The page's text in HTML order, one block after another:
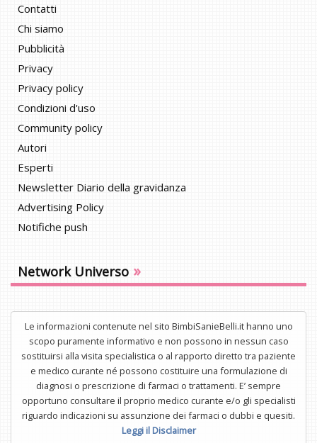
Contatti
Chi siamo
Pubblicità
Privacy
Privacy policy
Condizioni d'uso
Community policy
Autori
Esperti
Newsletter Diario della gravidanza
Advertising Policy
Notifiche push
Network Universo »
Le informazioni contenute nel sito BimbiSanieBelli.it hanno uno
scopo puramente informativo e non possono in nessun caso
sostituirsi alla visita specialistica o al rapporto diretto tra paziente
e medico curante né possono costituire una formulazione di
diagnosi o prescrizione di farmaci o trattamenti. E’ sempre
opportuno consultare il proprio medico curante e/o gli specialisti
riguardo indicazioni su assunzione dei farmaci o dubbi e quesiti.
Leggi il Disclaimer